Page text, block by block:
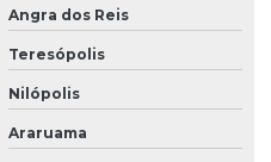
Angra dos Reis
Teresópolis
Nilópolis
Araruama